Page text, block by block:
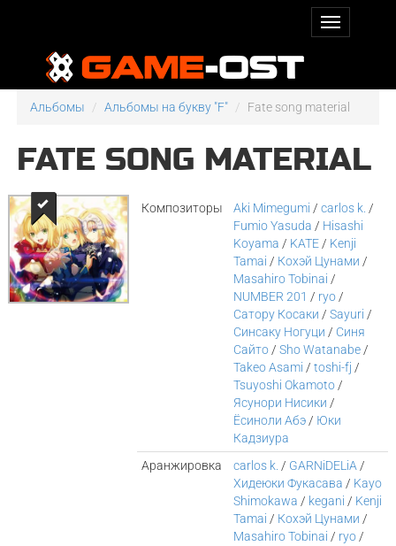
Альбомы Альбомы на букву "F" Fate song material
FATE SONG MATERIAL
Композиторы Aki Mimegumi /carlos k. /
Fumio Yasuda / Hisashi
Koyama / KATE / Kenji
Tamai / Кохэй Цунами /
Masahiro Tobinai /
NUMBER 201 / ryo /
Сатору Косаки /Sayuri /
Синсаку Ногуци / Синя
Сайто /Sho Watanabe /
Takeo Asami /toshi-fj /
Tsuyoshi Okamoto /
Ясунори Нисики /
Ёсиноли Абэ / Юки
Кадзиура
Аранжировка
carlos k. / GARNiDELiA /
Хидеюки Фукасава / Kayo
Shimokawa / kegani / Kenji
Tamai / Кохэй Цунами /
Masahiro Tobinai / ryo /